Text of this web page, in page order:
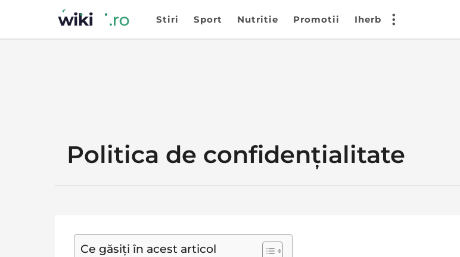
Stiri Sport Nutritie Promotii Iherb
Politica de confidențialitate
Ce găsiți în acest articol